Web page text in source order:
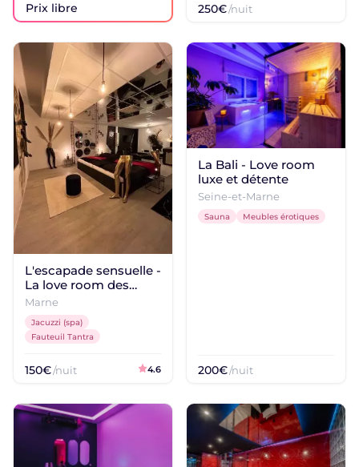
Prix libre 250€/nuit
L'escapade sensuelle -
La love room des
désirs d'Epernay
Marne
Jacuzzi (spa)
Fauteuil Tantra
150€/nuit 4.6
La Bali - Love room
luxe et détente
Seine-et-Marne
Sauna Meubles érotiques
200€/nuit